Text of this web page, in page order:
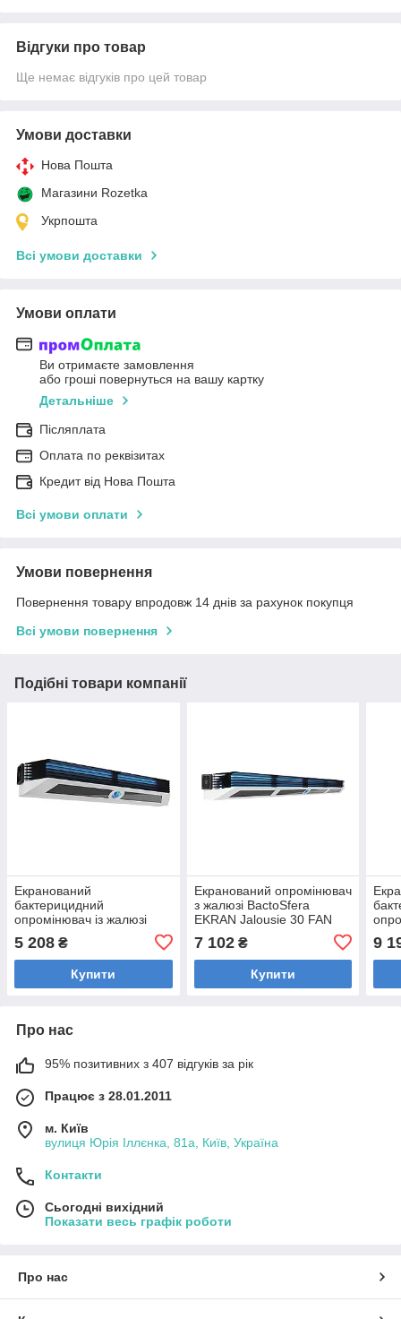
Відгуки про товар
Ще немає відгуків про цей товар
Умови доставки
Нова Пошта
Магазини Rozetka
Укрпошта
Всі умови доставки
Умови оплати
Ви отримаєте замовлення
або гроші повернуться на вашу картку
Детальніше
Післяплата
Оплата по реквізитах
Кредит від Нова Пошта
Всі умови оплати
Умови повернення
Повернення товару впродовж 14 днів за рахунок покупця
Всі умови повернення
Подібні товари компанії
Екранований
бактерицидний
опромінювач із жалюзі
Jalousie 15 FAN
5 208 ₴
Купити
Екранований опромінювач
з жалюзі BactoSfera
EKRAN Jalousie 30 FAN
7 102₴
Купити
9
Про нас
95% позитивних з 407 відгуків за рік
Працює з 28.01.2011
м. Київ
вулиця Юрія Іллєнка, 81а, Київ, Україна
Контакти
Сьогодні вихідний
Показати весь графік роботи
Про нас